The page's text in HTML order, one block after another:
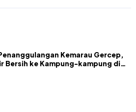
Bisa Saja Menjadi Tersangka
Kemarau Gercep,
Bersih ke Kampung-kampung di